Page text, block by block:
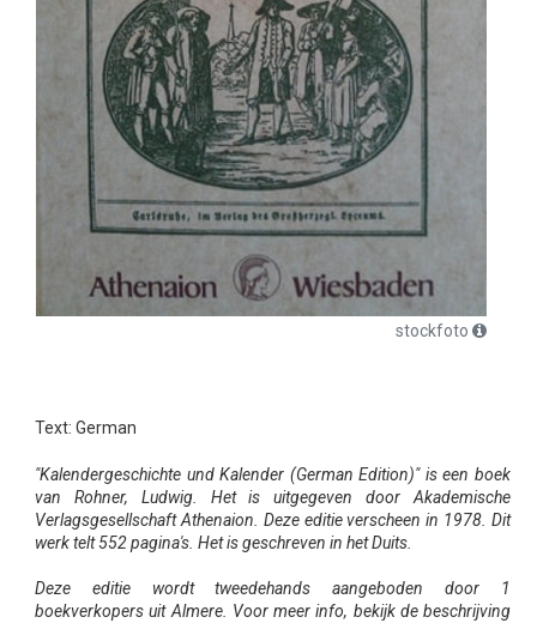
stockfoto
Text: German
"Kalendergeschichte und Kalender (German Edition)" is een boek
van Rohner, Ludwig. Het is uitgegeven door Akademische
Verlagsgesellschaft Athenaion. Deze editie verscheen in 1978. Dit
werk telt 552 pagina's. Het is geschreven in het Duits.
Deze editie wordt tweedehands aangeboden door 1
boekverkopers uit Almere. Voor meer info, bekijk de beschrijving